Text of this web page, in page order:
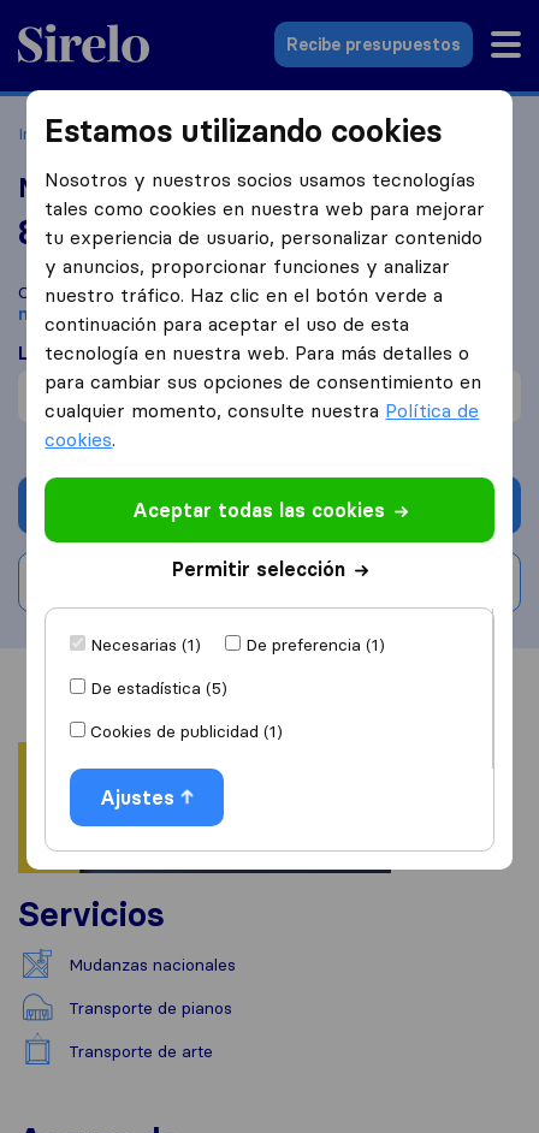
Sirelo.es
Recibe presupuestos
Inicio Empresas de mudanzas Mos Mudanzas Organero
Mudanzas Organero
8,8 basado en
reseñas de Sirelo y Google
Compara Mudanzas Organero con otrasempresas de
mudanzas
de Mos
Lo que dicen los clientes
Cuidadosos con mobiliario (1)
Solicita Presupuestos
Escribe una valoración
Información Valoraciones
Servicios
Mudanzas nacionales
Transporte de pianos
Transporte de arte
Estamos utilizando cookies
Nosotros y nuestros socios usamos tecnologías
tales como cookies en nuestra web para mejorar
tu experiencia de usuario, personalizar contenido
y anuncios, proporcionar funciones y analizar
nuestro tráfico. Haz clic en el botón verde a
continuación para aceptar el uso de esta
tecnología en nuestra web. Para más detalles o
para cambiar sus opciones de consentimiento en
cualquier momento, consulte nuestra Política de
cookies.
Aceptar todas las cookies
Permitir selección
Necesarias (1)
De preferencia (1)
De estadística (5)
Cookies de publicidad (1)
Ajustes